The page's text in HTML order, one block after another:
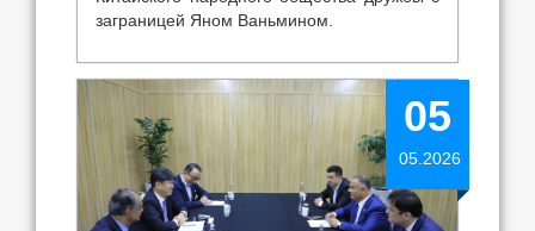
заграницей Яном Ваньмином.
05
05.2026